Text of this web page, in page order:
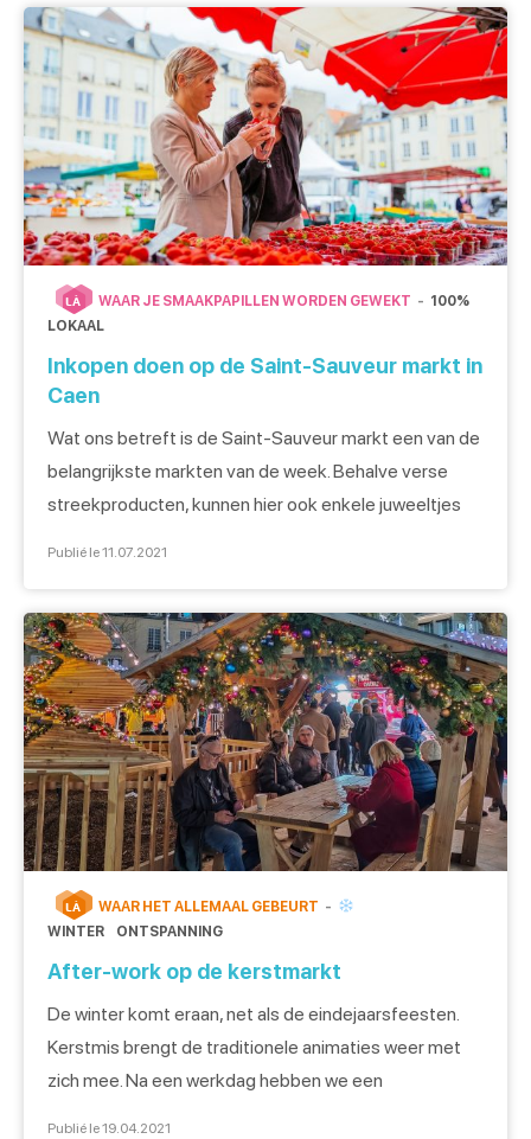
24 vissers. Ongeveer 7 trawlers verkopen hun […]
LÀ WAAR JE SMAAKPAPILLEN WORDEN GEWEKT
100%
LOKAAL
Inkopen doen op de Saint-Sauveur markt in
Caen
Wat ons betreft is de Saint-Sauveur markt een van de
belangrijkste markten van de week. Behalve verse
streekproducten, kunnen hier ook enkele juweeltjes
les Fossées Saint-Julien op zoek naar […]
Publié le 11.07.2021
LÀ
WAAR HET ALLEMAAL GEBEURT
WINTER
ONTSPANNING
After-work op de kerstmarkt
De winter komt eraan, net als de eindejaarsfeesten.
Kerstmis brengt de traditionele animaties weer met
zich mee. Na een werkdag hebben we een
Publié le 19.04.2021